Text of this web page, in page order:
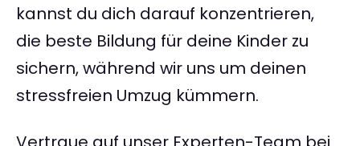
kannst du dich darauf konzentrieren,
die beste Bildung für deine Kinder zu
sichern, während wir uns um deinen
stressfreien Umzug kümmern.